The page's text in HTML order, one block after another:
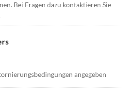
Bei Fragen dazu kontaktieren Sie
angegeben